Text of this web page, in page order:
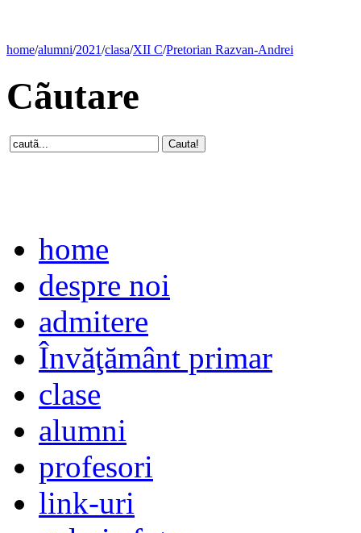
home/alumni/2021/clasa/XII C/Pretorian Razvan-Andrei
Cãutare
home
despre noi
admitere
Învăţământ primar
clase
alumni
profesori
link-uri